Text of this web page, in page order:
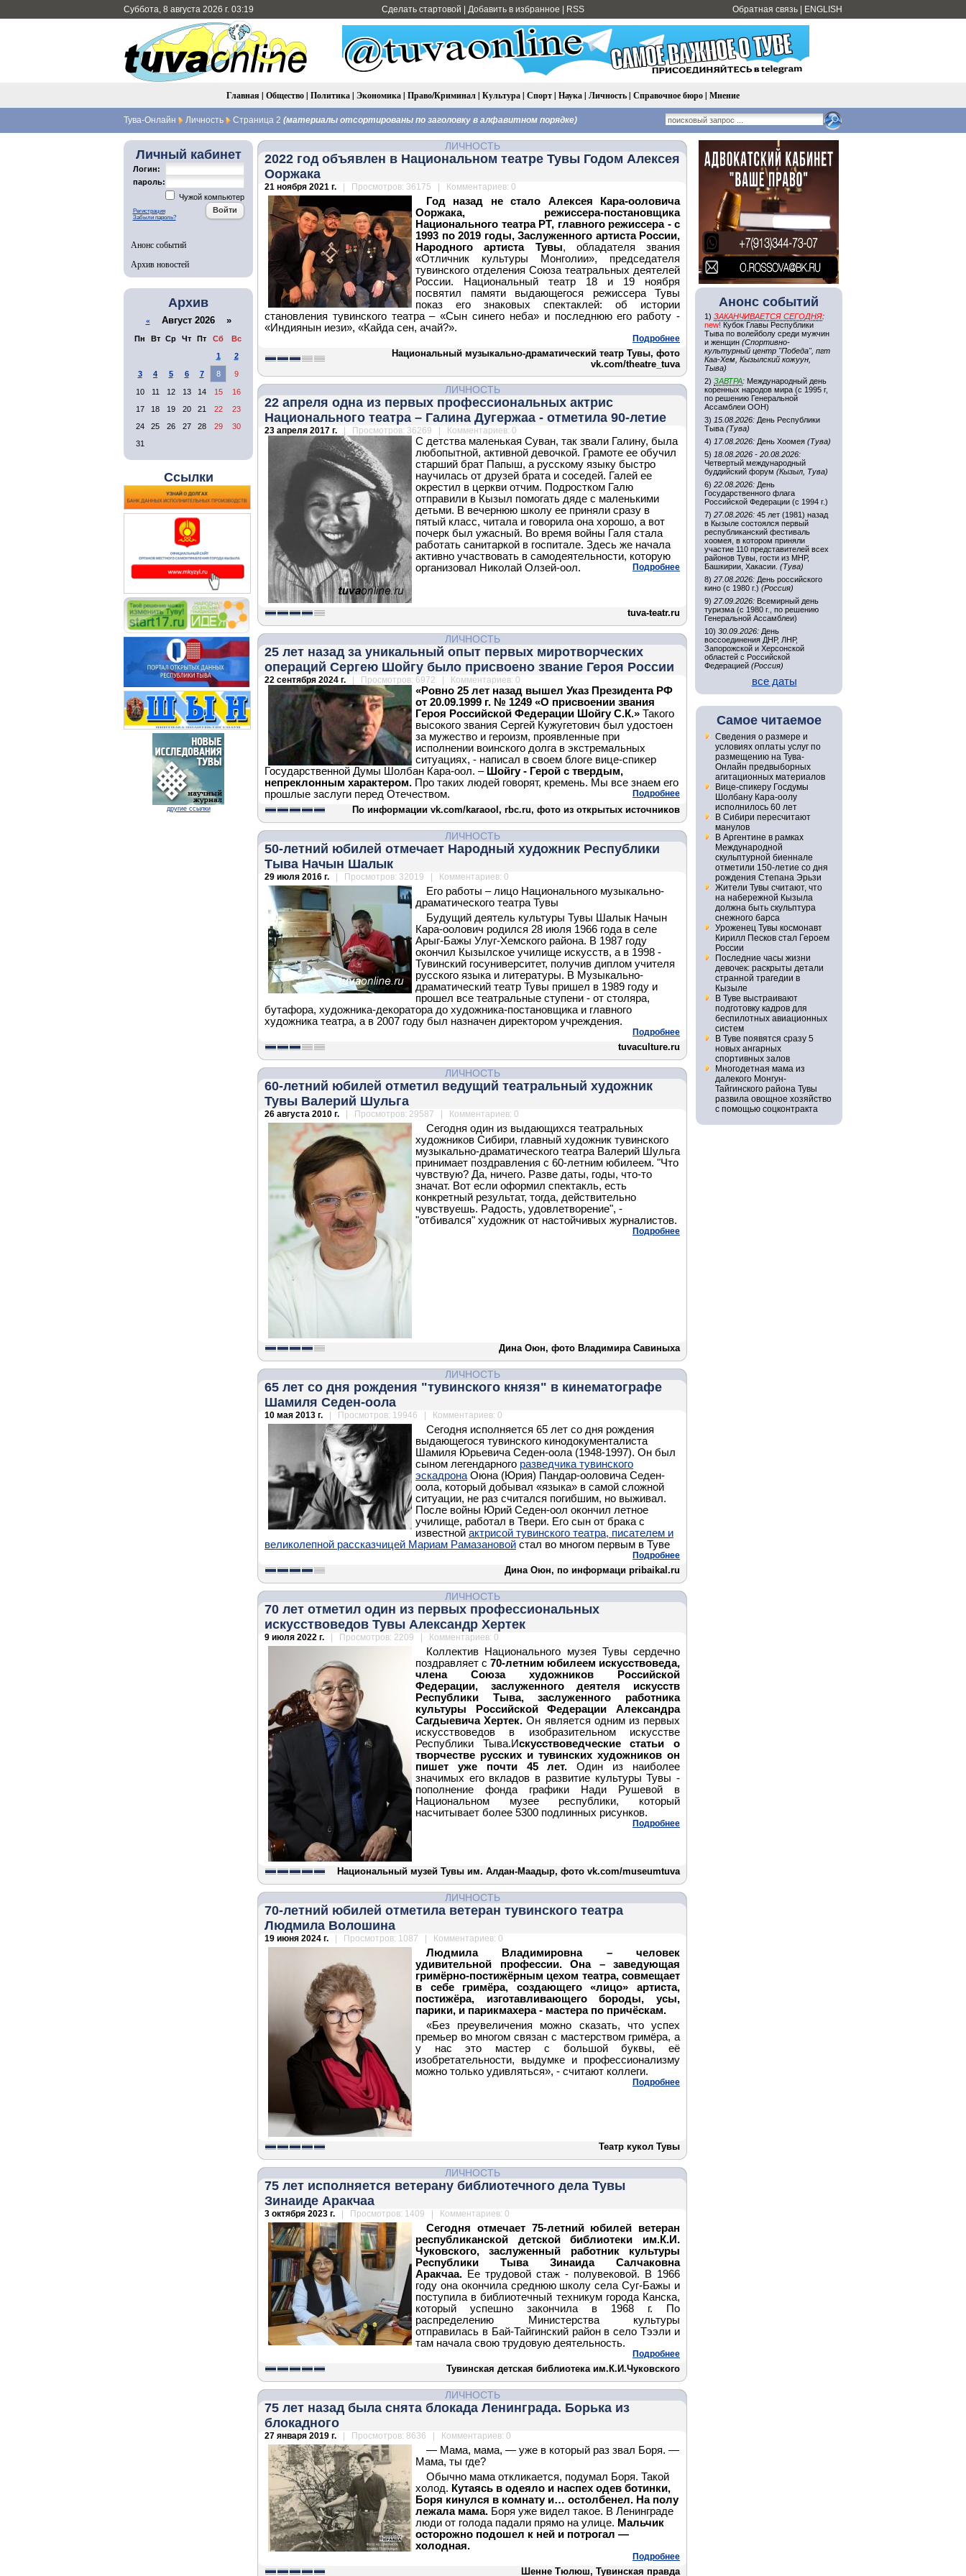
Суббота, 8 августа 2026 г. 03:19 Сделать стартовой Добавить в избранное RSS Обратная связь ENGLISH
Главная | Общество| Политика| Экономика| Право/Криминал| Культура| Спорт| Наука| Личность| Справочное бюро| Мнение
Тува-Онлайн Личность Страница 2 (материалы отсортированы по заголовку в алфавитном порядке)
Личный кабинет
Логин:
пароль:
Чужой компьютер
Регистрация
Забыли пароль?
Анонс событий
Архив новостей
Архив
« Август 2026 »
Пн Вт Ср Чт Пт Сб
Вс
1
2
3 4 5 6 7 8 9
10 11 12 13 14 15
16
17
18 19 20 21 22
23
24
25 26 27 28 29
30
31
Ссылки
другие ссылки
ЛИЧНОСТЬ
2022 год объявлен в Национальном театре Тувы Годом Алексея
Ооржака
21 ноября 2021 г. | Просмотров: 36175 | Комментариев: 0
Год назад не стало Алексея Кара-ооловича
Ооржака, режиссера-постановщика
Национального театра РТ, главного режиссера - с
1993 по 2019 годы, Заслуженного артиста России,
Народного артиста Тувы, обладателя звания
«Отличник культуры Монголии», председателя
тувинского отделения Союза театральных деятелей
России.
Национальный театр 18 и 19 ноября
посвятил памяти выдающегося режиссера Тувы
показ его знаковых спектаклей: об истории
становления тувинского театра – «Сын синего неба» и последнюю его работу -
«Индиянын иези», «Кайда сен, ачай?».
Подробнее
Национальный музыкально-драматический театр Тувы, фото
vk.com/theatre_tuva
ЛИЧНОСТЬ
22 апреля одна из первых профессиональных актрис
Национального театра – Галина Дугержаа - отметила 90-летие
23 апреля 2017 г. | Просмотров: 36269 | Комментариев: 0
С детства маленькая Суван, так звали Галину, была
любопытной, активной девочкой. Грамоте ее обучил
старший брат Папыш, а русскому языку быстро
научилась от друзей брата и соседей. Галей ее
окрестил в церкви отчим. Подростком Галю
отправили в Кызыл помогать дяде с маленькими
детьми. В вечернюю школу ее приняли сразу в
пятый класс, читала и говорила она хорошо, а вот
почерк был ужасный. Во время войны Галя стала
работать санитаркой в госпитале. Здесь же начала
активно участвовать в самодеятельности, которую
организовал Николай Олзей-оол.
Подробнее
tuva-teatr.ru
ЛИЧНОСТЬ
25 лет назад за уникальный опыт первых миротворческих
операций Сергею Шойгу было присвоено звание Героя России
22 сентября 2024 г. | Просмотров: 6972 | Комментариев: 0
«Ровно 25 лет назад вышел Указ Президента РФ
от 20.09.1999 г. № 1249 «О присвоении звания
Героя Российской Федерации Шойгу С.К.» Такого
высокого звания Сергей Кужугетович был удостоен
за мужество и героизм, проявленные при
исполнении воинского долга в экстремальных
ситуациях, - написал в своем блоге вице-спикер
Государственной Думы Шолбан Кара-оол. – Шойгу - Герой с твердым,
непреклонным характером. Про таких людей говорят, кремень. Мы все знаем его
прошлые заслуги перед Отечеством.
Подробнее
По информации vk.com/karaool, rbc.ru, фото из открытых источников
ЛИЧНОСТЬ
50-летний юбилей отмечает Народный художник Республики
Тыва Начын Шалык
29 июля 2016 г. | Просмотров: 32019 | Комментариев: 0
Его работы – лицо Национального музыкально-
драматического театра Тувы
Будущий деятель культуры Тувы Шалык Начын
Кара-оолович родился 28 июля 1966 года в селе
Арыг-Бажы Улуг-Хемского района. В 1987 году
окончил Кызылское училище искусств, а в 1998 -
Тувинский госуниверситет, получив диплом учителя
русского языка и литературы. В Музыкально-
драматический театр Тувы пришел в 1989 году и
прошел все театральные ступени - от столяра,
бутафора, художника-декоратора до художника-постановщика и главного
художника театра, а в 2007 году был назначен директором учреждения.
Подробнее
tuvaculture.ru
ЛИЧНОСТЬ
60-летний юбилей отметил ведущий театральный художник
Тувы Валерий Шульга
26 августа 2010 г. | Просмотров: 29587 | Комментариев: 0
Сегодня один из выдающихся театральных
художников Сибири, главный художник тувинского
музыкально-драматического театра Валерий Шульга
принимает поздравления с 60-летним юбилеем. "Что
чувствую? Да, ничего. Разве даты, годы, что-то
значат. Вот если оформил спектакль, есть
конкретный результат, тогда, действительно
чувствуешь. Радость, удовлетворение", -
"отбивался" художник от настойчивых журналистов.
Подробнее
Дина Оюн, фото Владимира Савиныха
ЛИЧНОСТЬ
65 лет со дня рождения "тувинского князя" в кинематографе
Шамиля Седен-оола
10 мая 2013 г. | Просмотров: 19946 | Комментариев: 0
Сегодня исполняется 65 лет со дня рождения
выдающегося тувинского кинодокументалиста
Шамиля Юрьевича Седен-оола (1948-1997). Он был
сыном легендарного разведчика тувинского
эскадрона Оюна (Юрия) Пандар-ооловича Седен-
оола, который добывал «языка» в самой сложной
ситуации, не раз считался погибшим, но выживал.
После войны Юрий Седен-оол окончил летное
училище, работал в Твери. Его сын от брака с
известной актрисой тувинского театра, писателем и
великолепной рассказчицей Мариам Рамазановой стал во многом первым в Туве
Подробнее
Дина Оюн, по информаци pribaikal.ru
ЛИЧНОСТЬ
70 лет отметил один из первых профессиональных
искусствоведов Тувы Александр Хертек
9 июля 2022 г. | Просмотров: 2209 | Комментариев: 0
Коллектив Национального музея Тувы сердечно
поздравляет с 70-летним юбилеем искусствоведа,
члена Союза художников Российской
Федерации, заслуженного деятеля искусств
Республики Тыва, заслуженного работника
культуры Российской Федерации Александра
Сагдыевича Хертек. Он является одним из первых
искусствоведов в изобразительном искусстве
Республики Тыва.Искусствоведческие статьи о
творчестве русских и тувинских художников он
пишет уже почти 45 лет.Один из наиболее
значимых его вкладов в развитие культуры Тувы -
пополнение фонда графики Нади Рушевой в
Национальном музее республики, который
насчитывает более 5300 подлинных рисунков.
Подробнее
Национальный музей Тувы им. Алдан-Маадыр, фото vk.com/museumtuva
ЛИЧНОСТЬ
70-летний юбилей отметила ветеран тувинского театра
Людмила Волошина
19 июня 2024 г. | Просмотров: 1087 | Комментариев: 0
Людмила Владимировна – человек
удивительной профессии. Она – заведующая
гримёрно-постижёрным цехом театра, совмещает
в себе гримёра, создающего «лицо» артиста,
постижёра, изготавливающего бороды, усы,
парики, и парикмахера - мастера по причёскам.
«Без преувеличения можно сказать, что успех
премьер во многом связан с мастерством гримёра, а
у нас это мастер с большой буквы, её
изобретательности, выдумке и профессионализму
можно только удивляться», - считают коллеги.
Подробнее
Театр кукол Тувы
ЛИЧНОСТЬ
75 лет исполняется ветерану библиотечного дела Тувы
Зинаиде Аракчаа
3 октября 2023 г. | Просмотров: 1409 | Комментариев: 0
Cегодня отмечает 75-летний юбилей ветеран
республиканской детской библиотеки им.К.И.
Чуковского, заслуженный работник культуры
Республики Тыва Зинаида Салчаковна
Аракчаа. Ее трудовой стаж - полувековой.
В 1966
году она окончила среднюю школу села Суг-Бажы и
поступила в библиотечный техникум города Канска,
который успешно закончила в 1968 г. По
распределению Министерства культуры
отправилась в Бай-Тайгинский район в село Тээли и
там начала свою трудовую деятельность.
Подробнее
Тувинская детская библиотека им.К.И.Чуковского
ЛИЧНОСТЬ
75 лет назад была снята блокада Ленинграда. Борька из
блокадного
27 января 2019 г. | Просмотров: 8636 | Комментариев: 0
— Мама, мама, — уже в который раз звал Боря. —
Мама, ты где?
Обычно мама откликается, подумал Боря. Такой
холод. Кутаясь в одеяло и наспех одев ботинки,
Боря кинулся в комнату и… остолбенел. На полу
лежала мама. Боря уже видел такое. В Ленинграде
люди от голода падали прямо на улице. Мальчик
осторожно подошел к ней и потрогал —
холодная.
Подробнее
Шенне Тюлюш, Тувинская правда
Анонс событий
1) ЗАКАНЧИВАЕТСЯ СЕГОДНЯ:
new! Кубок Главы Республики
Тыва по волейболу среди мужчин
и женщин (Спортивно-
культурный центр "Победа", пгт
Каа-Хем, Кызылский кожуун,
Тыва)
2) ЗАВТРА: Международный день
коренных народов мира (с 1995 г,
по решению Генеральной
Ассамблеи ООН)
3) 15.08.2026: День Республики
Тыва (Тува)
4) 17.08.2026: День Хоомея (Тува)
5) 18.08.2026 - 20.08.2026:
Четвертый международный
буддийский форум (Кызыл, Тува)
6) 22.08.2026: День
Государственного флага
Российской Федерации (с 1994 г.)
7) 27.08.2026: 45 лет (1981) назад
в Кызыле состоялся первый
республиканский фестиваль
хоомея, в котором приняли
участие 110 представителей всех
районов Тувы, гости из МНР,
Башкирии, Хакасии. (Тува)
8) 27.08.2026: День российского
кино (с 1980 г.) (Россия)
9) 27.09.2026: Всемирный день
туризма (с 1980 г., по решению
Генеральной Ассамблеи)
10) 30.09.2026: День
воссоединения ДНР, ЛНР,
Запорожской и Херсонской
областей с Российской
Федерацией (Россия)
все даты
Самое читаемое
Сведения о размере и
условиях оплаты услуг по
размещению на Тува-
Онлайн предвыборных
агитационных материалов
Вице-спикеру Госдумы
Шолбану Кара-оолу
исполнилось 60 лет
В Сибири пересчитают
манулов
В Аргентине в рамках
Международной
скульптурной биеннале
отметили 150-летие со дня
рождения Степана Эрьзи
Жители Тувы считают, что
на набережной Кызыла
должна быть скульптура
снежного барса
Уроженец Тувы космонавт
Кирилл Песков стал Героем
России
Последние часы жизни
девочек: раскрыты детали
странной трагедии в
Кызыле
В Туве выстраивают
подготовку кадров для
беспилотных авиационных
систем
В Туве появятся сразу 5
новых ангарных
спортивных залов
Многодетная мама из
далекого Монгун-
Тайгинского района Тувы
развила овощное хозяйство
с помощью соцконтракта